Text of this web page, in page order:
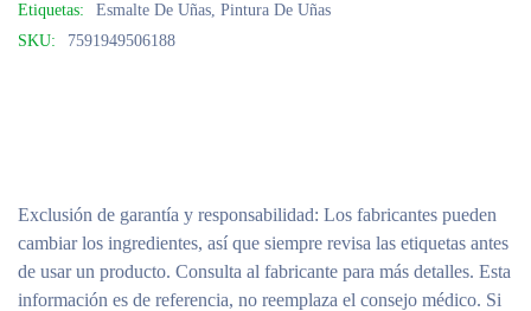
Etiquetas:
Esmalte De Uñas, Pintura De Uñas
SKU:
7591949506188
Exclusión de garantía y responsabilidad: Los fabricantes pueden
cambiar los ingredientes, así que siempre revisa las etiquetas antes
de usar un producto. Consulta al fabricante para más detalles. Esta
información es de referencia, no reemplaza el consejo médico. Si